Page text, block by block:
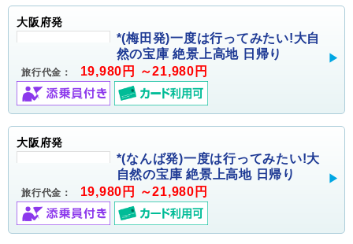
大阪府発
*(梅田発)一度は行ってみたい!大自
然の宝庫 絶景上高地 日帰り
旅行代金： 19,980円 ～21,980円
大阪府発
*(なんば発)一度は行ってみたい!大
自然の宝庫 絶景上高地 日帰り
旅行代金： 19,980円 ～21,980円